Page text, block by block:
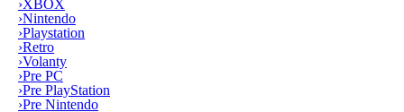
›XBOX
›Nintendo
›Playstation
›Retro
›Volanty
›Pre PC
›Pre PlayStation
›Pre Nintendo